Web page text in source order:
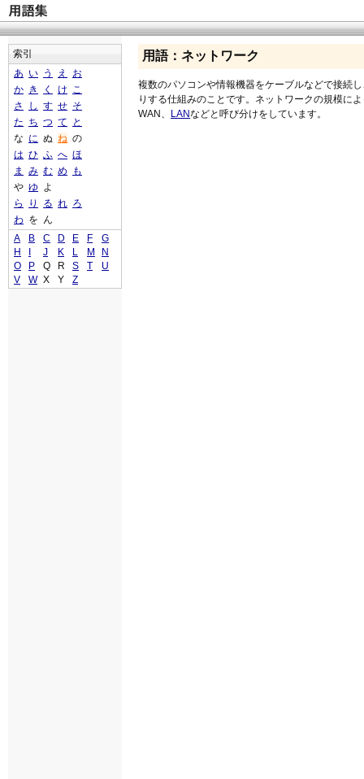
用語：ネットワーク
複数のパソコンや情報機器をケーブルなどで接続
りする仕組みのことです。ネットワークの規模に
WAN、
LANなどと呼び分けをしています。
索引
あ い う え
お
か き く け こ
さ
し す せ そ
た ち つ て
と
な に ぬ ね の
は ひ ふ へ ほ
ま
み む め
も
や ゆ よ
ら
り る れ ろ
わ を ん
A
B C D E F
G
H
J K L M
N
O
P Q R S T
U
V
W X Y Z